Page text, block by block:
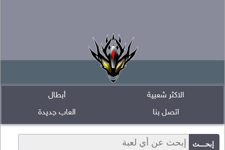
أبطال
الاكثر شعبية
العاب جديدة
اتصل بنا